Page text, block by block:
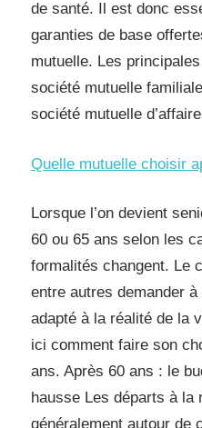
de santé. Il est donc
garanties de base
mutuelle. Les
société mutuelle
société mutuelle
Quelle mutuelle choisir
Lorsque l’on devient
60 ou 65 ans selon les
formalités changent. Le
entre autres demander
adapté à la réalité de la
ici comment faire son
ans. Après 60 ans : le
hausse Les départs à la
généralement autour de